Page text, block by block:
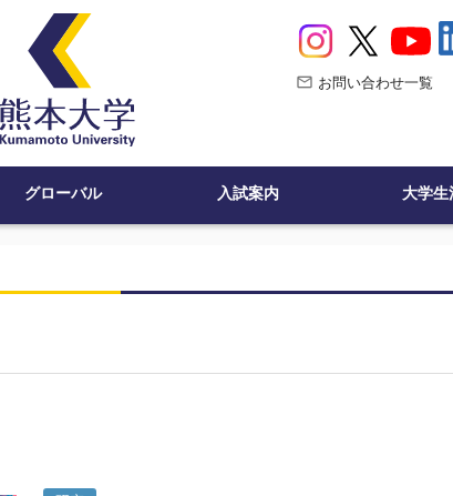
mail_outline お問い合わせ一覧
グローバル 入試案内 大学生